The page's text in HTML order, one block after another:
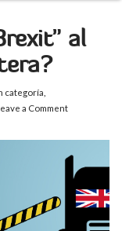
al
categoría
a Comment